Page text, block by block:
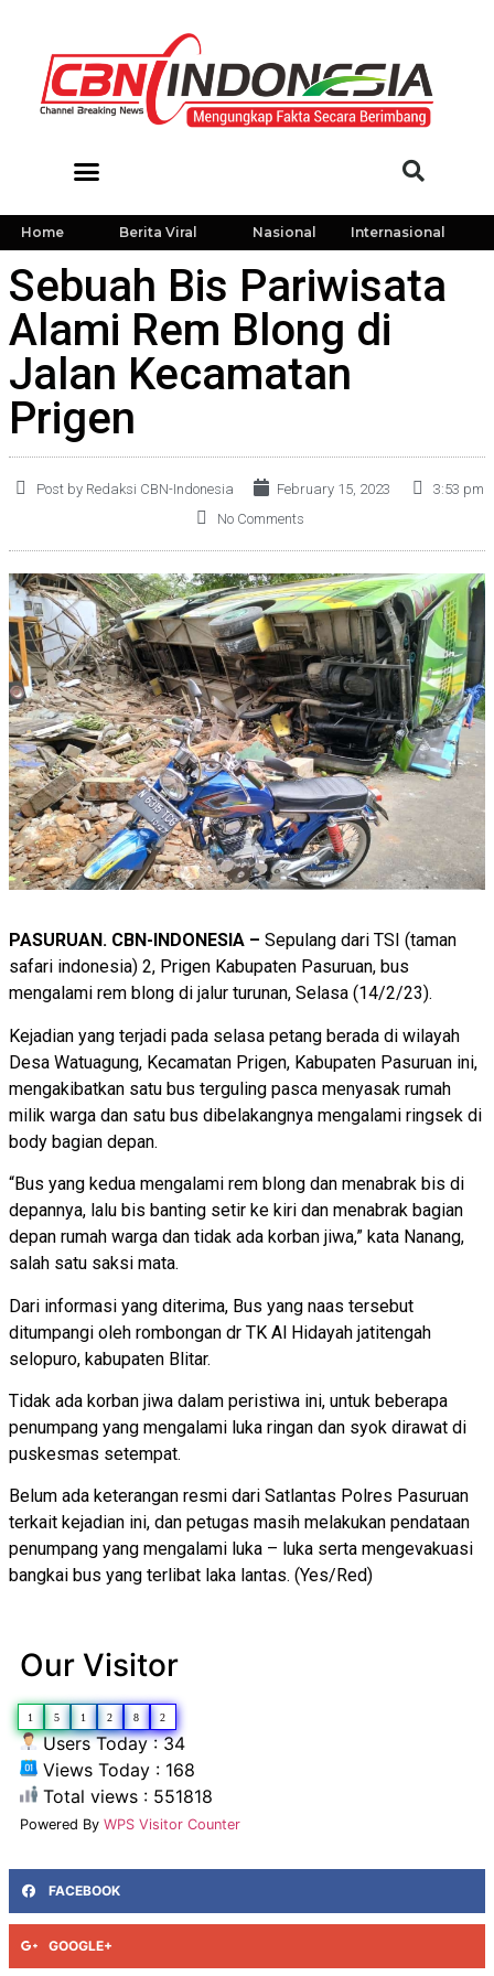
Home Berita Viral Nasional Internasional
Sebuah Bis Pariwisata
Alami Rem Blong di
Jalan Kecamatan
Prigen
Post by Redaksi CBN-Indonesia February 15, 2023
3:53 pm
No Comments
PASURUAN. CBN-INDONESIA – Sepulang dari TSI (taman
safari indonesia) 2, Prigen Kabupaten Pasuruan, bus
mengalami rem blong di jalur turunan, Selasa (14/2/23).
Kejadian yang terjadi pada selasa petang berada di wilayah
Desa Watuagung, Kecamatan Prigen, Kabupaten Pasuruan ini,
mengakibatkan satu bus terguling pasca menyasak rumah
milik warga dan satu bus dibelakangnya mengalami ringsek di
body bagian depan.
“Bus yang kedua mengalami rem blong dan menabrak bis di
depannya, lalu bis banting setir ke kiri dan menabrak bagian
depan rumah warga dan tidak ada korban jiwa,” kata Nanang,
salah satu saksi mata.
Dari informasi yang diterima, Bus yang naas tersebut
ditumpangi oleh rombongan dr TK Al Hidayah jatitengah
selopuro, kabupaten Blitar.
Tidak ada korban jiwa dalam peristiwa ini, untuk beberapa
penumpang yang mengalami luka ringan dan syok dirawat di
puskesmas setempat.
Belum ada keterangan resmi dari Satlantas Polres Pasuruan
terkait kejadian ini, dan petugas masih melakukan pendataan
penumpang yang mengalami luka – luka serta mengevakuasi
bangkai bus yang terlibat laka lantas. (Yes/Red)
Our Visitor
1 5 1 2 8 2
Users Today : 34
Views Today : 168
Total views : 551818
Powered By WPS Visitor Counter
FACEBOOK
GOOGLE+